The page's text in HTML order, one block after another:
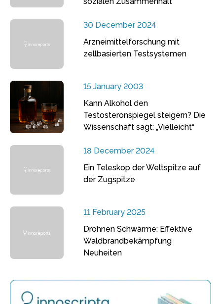
30 December 2024
Arzneimittelforschung mit
zellbasierten Testsystemen
15 January 2003
Kann Alkohol den
Testosteronspiegel steigern? Die
Wissenschaft sagt: „Vielleicht“
18 December 2024
Ein Teleskop der Weltspitze auf
der Zugspitze
11 February 2025
Drohnen Schwärme: Effektive
Waldbrandbekämpfung
Neuheiten